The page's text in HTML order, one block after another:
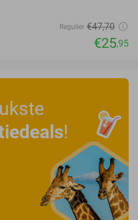
Regulier €47,70
€25,95
!